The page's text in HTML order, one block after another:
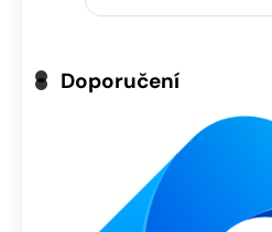
Doporučení